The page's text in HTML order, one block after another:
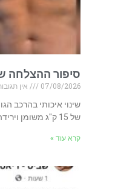
סיפור ההצלחה
07/08/2026
אין
של 15 ק"ג משומן וירידה משמעותית בשומן הבטני
קרא עוד »